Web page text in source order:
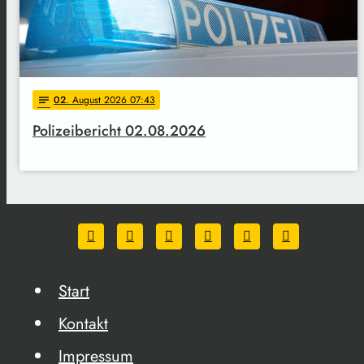
notes 02. August 2026 07:43
Polizeibericht 02.08.2026
Start
Kontakt
Impressum